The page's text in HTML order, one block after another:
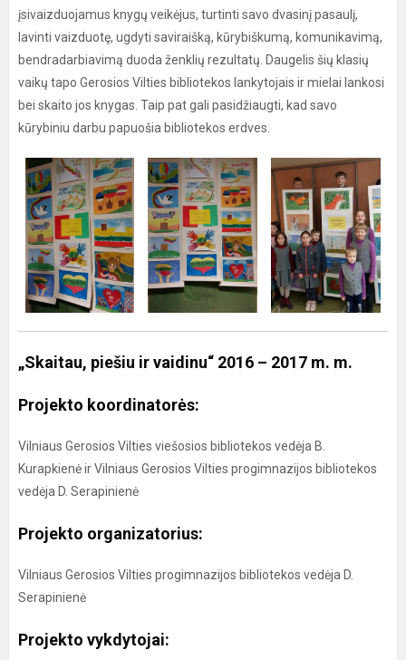
įsivaizduojamus knygų veikėjus, turtinti savo dvasinį pasaulį,
lavinti vaizduotę, ugdyti saviraišką, kūrybiškumą, komunikavimą,
bendradarbiavimą duoda ženklių rezultatų. Daugelis šių klasių
vaikų tapo Gerosios Vilties bibliotekos lankytojais ir mielai lankosi
bei skaito jos knygas. Taip pat gali pasidžiaugti, kad savo
kūrybiniu darbu papuošia bibliotekos erdves.
„Skaitau, piešiu ir vaidinu“ 2016 – 2017 m. m.
Projekto koordinatorės:
Vilniaus Gerosios Vilties viešosios bibliotekos vedėja B.
Kurapkienė ir Vilniaus Gerosios Vilties progimnazijos bibliotekos
vedėja D. Serapinienė
Projekto organizatorius:
Vilniaus Gerosios Vilties progimnazijos bibliotekos vedėja D.
Serapinienė
Projekto vykdytojai: